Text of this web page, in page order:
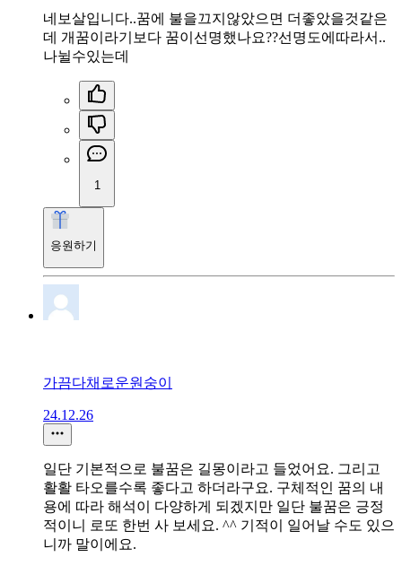
네보살입니다..꿈에 불을끄지않았으면 더좋았을것같은
데 개꿈이라기보다 꿈이선명했나요??선명도에따라서..
나뉠수있는데
1
응원하기
가끔다채로운원숭이
24.12.26
일단 기본적으로 불꿈은 길몽이라고 들었어요. 그리고
활활 타오를수록 좋다고 하더라구요. 구체적인 꿈의 내
용에 따라 해석이 다양하게 되겠지만 일단 불꿈은 긍정
적이니 로또 한번 사 보세요. ^^ 기적이 일어날 수도 있으
니까 말이에요.